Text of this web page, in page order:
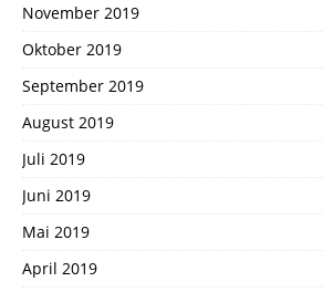
November 2019
Oktober 2019
September 2019
August 2019
Juli 2019
Juni 2019
Mai 2019
April 2019